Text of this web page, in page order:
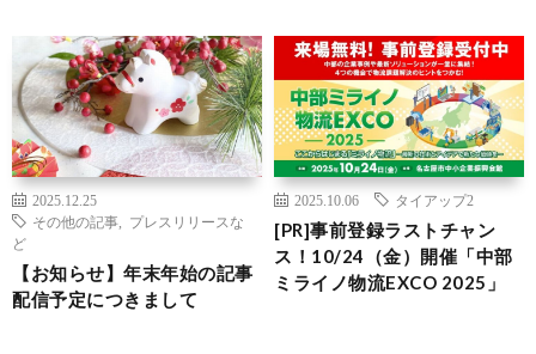
2025.12.25
その他の記事
プレスリリースな
ど
【お知らせ】年末年始の記事
配信予定につきまして
2025.10.06 タイアップ2
[PR]事前登録ラストチャン
ス！10/24（金）開催「中部
ミライノ物流EXCO 2025」